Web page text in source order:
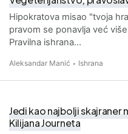
Hipokratova misao "tvoja
pravom se ponavlja već
Pravilna ishrana…
Aleksandar Manić Ishrana
Jedi kao najbolji skajraner
Kilijana Journeta